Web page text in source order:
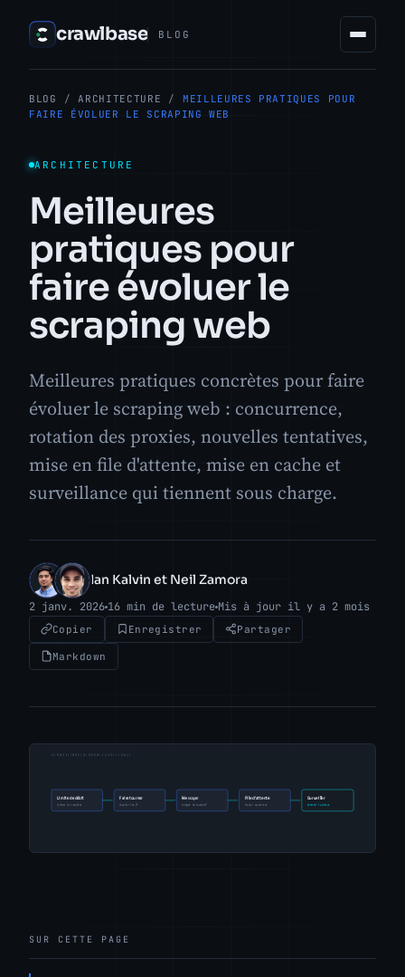
crawlbase BLOG
BLOG / ARCHITECTURE /
MEILLEURES PRATIQUES POUR
FAIRE ÉVOLUER LE SCRAPING WEB
ARCHITECTURE
Meilleures
pratiques pour
faire évoluer le
scraping web
Meilleures pratiques concrètes pour faire
évoluer le scraping web : concurrence,
rotation des proxies, nouvelles tentatives,
mise en file d'attente, mise en cache et
surveillance qui tiennent sous charge.
IK NZ Ian Kalvin et Neil Zamora
2 janv. 2026 16 min de lecture Mis à jour il y a 2 mois
Copier Enregistrer Partager
Markdown
SUR CETTE PAGE